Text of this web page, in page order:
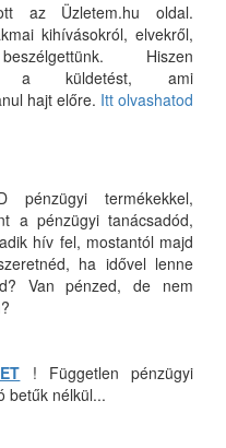
az Üzletem.hu oldal.
kihívásokról, elvekről,
Hiszen
a küldetést, ami
hajt előre. Itt olvashatod
pénzügyi termékekkel,
a pénzügyi tanácsadód,
hív fel, mostantól majd
ha idővel lenne
Van pénzed, de nem
! Független pénzügyi
betűk nélkül...